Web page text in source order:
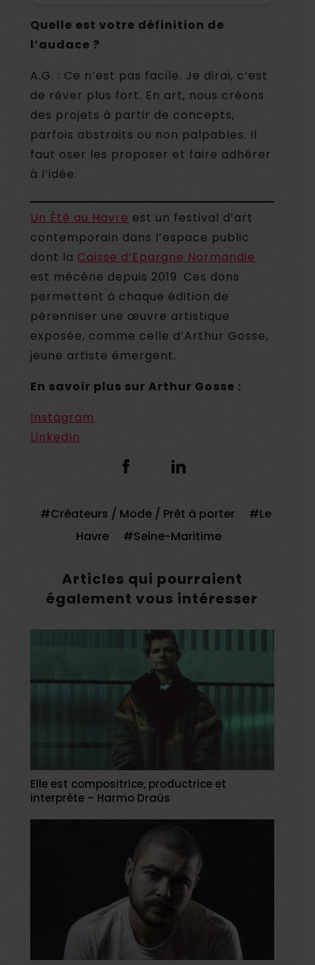
Quelle est votre définition de
l’audace ?
A.G. : Ce n’est pas facile. Je dirai, c’est
de rêver plus fort. En art, nous créons
des projets à partir de concepts,
parfois abstraits ou non palpables. Il
faut oser les proposer et faire adhérer
à l’idée.
Un Été au Havre est un festival d’art
contemporain dans l’espace public
dont la Caisse d’Epargne Normandie
est mécène depuis 2019. Ces dons
permettent à chaque édition de
pérenniser une œuvre artistique
exposée, comme celle d’Arthur Gosse,
jeune artiste émergent.
En savoir plus surArthur Gosse :
Instagram
LinkedIn
Créateurs / Mode / Prêt à porter
Le
Havre
Seine-Maritime
Articles qui pourraient
également vous intéresser
Elle est compositrice, productrice et
interprète – Harmo Draüs